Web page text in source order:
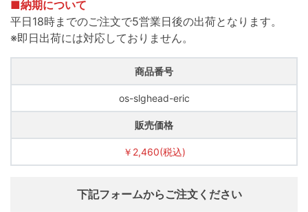
■納期について
平日18時までのご注文で5営業日後の出荷となります。
※即日出荷には対応しておりません。
商品番号
os-slghead-eric
販売価格
￥2,460(税込)
下記フォームからご注文ください